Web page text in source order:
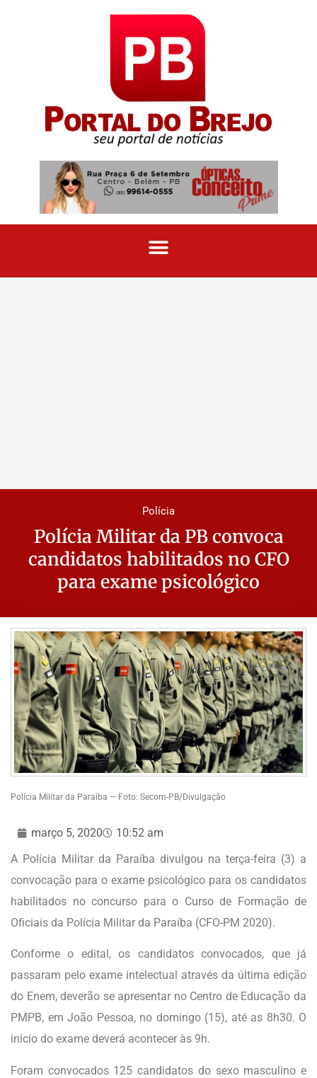
Polícia
Polícia Militar da PB convoca
candidatos habilitados no CFO
para exame psicológico
Polícia Militar da Paraíba — Foto: Secom-PB/Divulgação
março 5, 2020
10:52 am
A Polícia Militar da Paraíba divulgou na terça-feira (3) a
convocação para o exame psicológico para os candidatos
habilitados no concurso para o Curso de Formação de
Oficiais da Polícia Militar da Paraíba (CFO-PM 2020).
Conforme o edital, os candidatos convocados, que já
passaram pelo exame intelectual através da última edição
do Enem, deverão se apresentar no Centro de Educação da
PMPB, em João Pessoa, no domingo (15), até as 8h30. O
início do exame deverá acontecer às 9h.
Foram convocados 125 candidatos do sexo masculino e